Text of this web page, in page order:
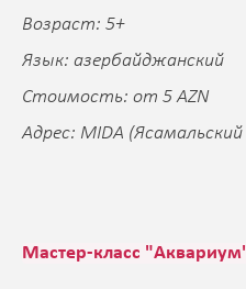
Возраст: 5+
Язык: азербайджанский
Стоимость: от 5 AZN
Адрес: MIDA
Мастер-класс